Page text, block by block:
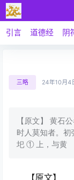
引言 道德经 阴
三略 24年10月4
【原文】 黄石
时人莫知者。初
圯 ① 上，与黄
【原文】